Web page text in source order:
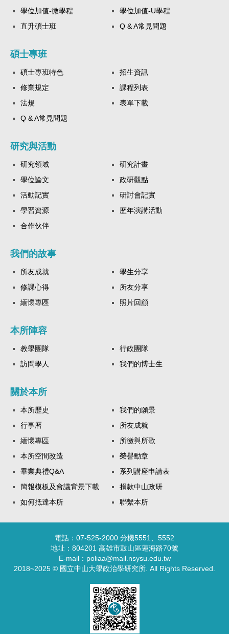
學位加值-微學程
學位加值-U學程
直升碩士班
Q & A常見問題
碩士專班
碩士專班特色
招生資訊
修業規定
課程列表
法規
表單下載
Q & A常見問題
研究與活動
研究領域
研究計畫
學位論文
政研觀點
活動記實
研討會記實
學習資源
歷年演講活動
合作伙伴
我們的故事
所友成就
學生分享
修課心得
所友分享
緬懷專區
照片回顧
本所陣容
教學團隊
行政團隊
訪問學人
我們的博士生
關於本所
本所歷史
我們的願景
行事曆
所友成就
緬懷專區
所徽與所歌
本所空間改造
榮譽勳章
畢業典禮Q&A
系列講座申請表
簡報模板及會議背景下載
捐款中山政研
如何抵達本所
聯繫本所
電話：07-525-2000 分機5551、5552
地址：804201 高雄市鼓山區蓮海路70號
E-mail：poliaa@mail.nsysu.edu.tw
2018~2025 © 國立中山大學政治學研究所. All Rights Reserved.